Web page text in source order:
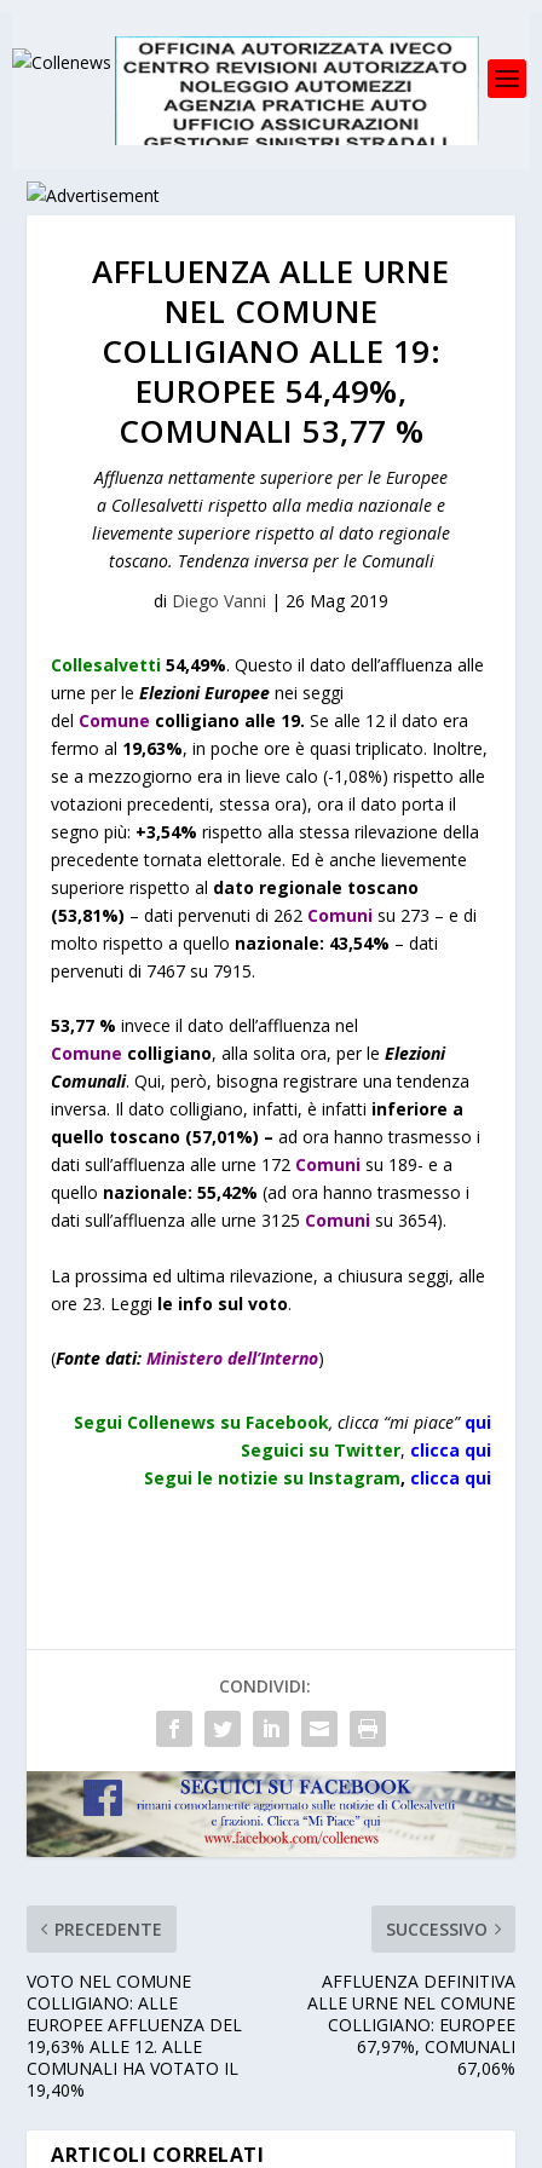
AFFLUENZA ALLE URNE
NEL COMUNE
COLLIGIANO ALLE 19:
EUROPEE 54,49%,
COMUNALI 53,77 %
Affluenza nettamente superiore per le Europee
a Collesalvetti rispetto alla media nazionale e
lievemente superiore rispetto al dato regionale
toscano. Tendenza inversa per le Comunali
di Diego Vanni | 26 Mag 2019
Collesalvetti54,49%. Questo il dato dell’affluenza alle
urne per leElezioni Europee nei seggi
del Comune colligiano alle 19.Se alle 12 il dato era
fermo al 19,63%, in poche ore è quasi triplicato. Inoltre,
se a mezzogiorno era in lieve calo (-1,08%) rispetto alle
votazioni precedenti, stessa ora), ora il dato porta il
segno più: +3,54% rispetto alla stessa rilevazione della
precedente tornata elettorale. Ed è anche lievemente
superiore rispetto al dato regionale toscano
(53,81%) – dati pervenuti di 262 Comuni su 273 – e di
molto rispetto a quello nazionale: 43,54% – dati
pervenuti di 7467 su 7915.
53,77 % invece il dato dell’affluenza nel
Comune colligiano, alla solita ora, per leElezioni
Comunali. Qui, però, bisogna registrare una tendenza
inversa. Il dato colligiano, infatti, è infatti inferiore a
quello toscano (57,01%) –ad ora hanno trasmesso i
dati sull’affluenza alle urne 172 Comuni su 189- e a
quello nazionale: 55,42% (ad ora hanno trasmesso i
dati sull’affluenza alle urne 3125 Comuni su 3654).
La prossima ed ultima rilevazione, a chiusura seggi, alle
ore 23. Leggi le info sul voto.
(Fonte dati:Ministero dell’Interno)
Segui Collenews su Facebook, clicca “mi piace” qui
Seguici su Twitter, clicca qui
Segui le notizie su Instagram, clicca qui
CONDIVIDI:
PRECEDENTE
VOTO NEL COMUNE
COLLIGIANO: ALLE
EUROPEE AFFLUENZA DEL
19,63% ALLE 12. ALLE
COMUNALI HA VOTATO IL
19,40%
SUCCESSIVO
AFFLUENZA DEFINITIVA
ALLE URNE NEL COMUNE
COLLIGIANO: EUROPEE
67,97%, COMUNALI
67,06%
ARTICOLI CORRELATI